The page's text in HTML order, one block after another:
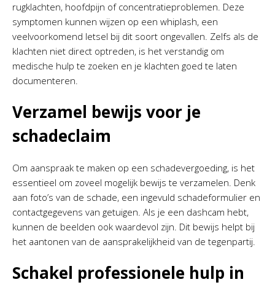
rugklachten, hoofdpijn of concentratieproblemen. Deze
symptomen kunnen wijzen op een whiplash, een
veelvoorkomend letsel bij dit soort ongevallen. Zelfs als de
klachten niet direct optreden, is het verstandig om
medische hulp te zoeken en je klachten goed te laten
documenteren.
Verzamel bewijs voor je
schadeclaim
Om aanspraak te maken op een schadevergoeding, is het
essentieel om zoveel mogelijk bewijs te verzamelen. Denk
aan foto’s van de schade, een ingevuld schadeformulier en
contactgegevens van getuigen. Als je een dashcam hebt,
kunnen de beelden ook waardevol zijn. Dit bewijs helpt bij
het aantonen van de aansprakelijkheid van de tegenpartij.
Schakel professionele hulp in